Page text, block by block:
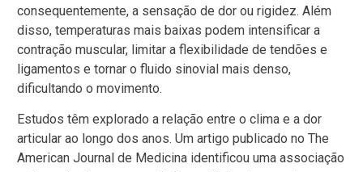
consequentemente, a sensação de dor ou rigidez. Além
disso, temperaturas mais baixas podem intensificar a
contração muscular, limitar a flexibilidade de tendões e
ligamentos e tornar o fluido sinovial mais denso,
dificultando o movimento.
Estudos têm explorado a relação entre o clima e a dor
articular ao longo dos anos. Um artigo publicado no The
American Journal de Medicina identificou uma associação